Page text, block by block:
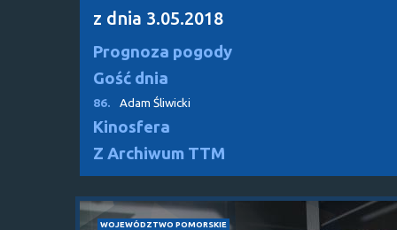
z dnia 3.05.2018
Prognoza pogody
Gość dnia
86. Adam Śliwicki
Kinosfera
Z Archiwum TTM
WOJEWÓDZTWO POMORSKIE